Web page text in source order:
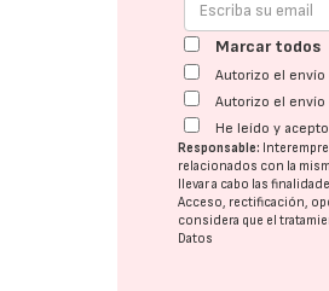
Marcar todos
Autorizo el
Autorizo el
He leído y
Responsable:
relacionados con la
llevar a cabo las
Acceso, rectificación,
considera que el
Datos